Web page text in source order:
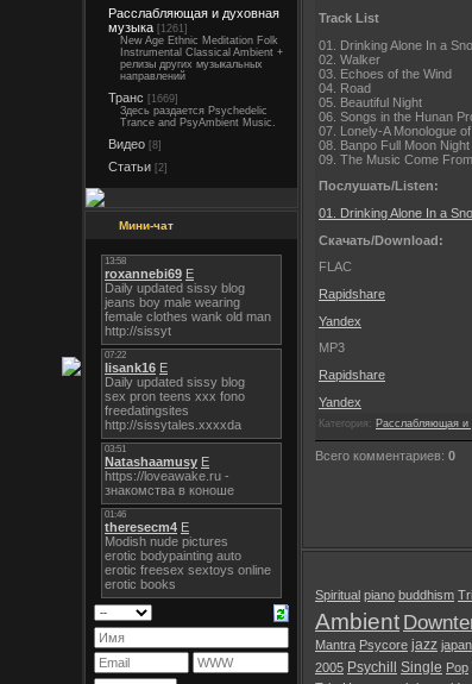
Расслабляющая и духовная
музыка [1261]
New Age Ethnic Meditation Folk
Instrumental Classical Ambient +
релизы других музыкальных
направлений
Транс [1669]
Здесь раздается Psychedelic
Trance and PsyAmbient Music.
Видео [8]
Статьи [2]
Мини-чат
Track List
01. Drinking Alone In a
02. Walker
03. Echoes of the Wind
04. Road
05. Beautiful Night
06. Songs in the Hunan
07. Lonely-A Monologue
08. Banpo Full Moon Night
09. The Music Come
Послушать/Listen:
01. Drinking Alone In a
Скачать/Download:
FLAC
Rapidshare
Yandex
MP3
Rapidshare
Yandex
Категория: Расслабляющая и
Всего комментариев: 0
Spiritual piano buddhism
Ambient
Mantra Psycore jazz japan
2005 Psychill Single Pop